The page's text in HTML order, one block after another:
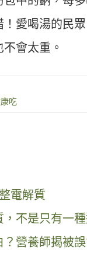
愛喝湯的民
會太重。
吃
電解質
不是只有一種
營養師揭被